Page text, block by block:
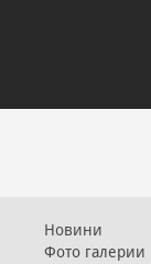
Новини
Фото галерии